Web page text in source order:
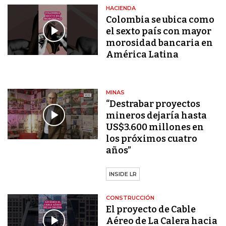
HACIENDA
Colombia se ubica como
el sexto país con mayor
morosidad bancaria en
América Latina
MINAS
“Destrabar proyectos
mineros dejaría hasta
US$3.600 millones en
los próximos cuatro
años”
INSIDE LR
CONSTRUCCIÓN
El proyecto de Cable
Aéreo de La Calera hacia